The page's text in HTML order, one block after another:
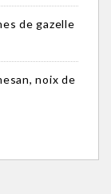
de gazelle
noix de